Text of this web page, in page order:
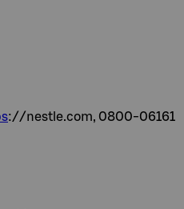
://nestle.com, 0800-06161